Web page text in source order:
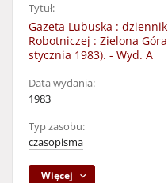
Tytuł:
Gazeta Lubuska :
Robotniczej : Zielona
stycznia 1983). - Wyd. A
Data wydania:
1983
Typ zasobu:
czasopisma
Więcej